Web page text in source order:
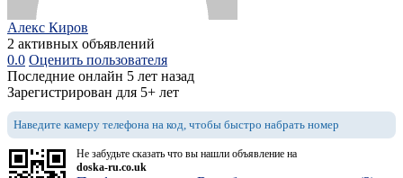
Алекс Киров
2 активных объявлений
0.0 Оценить пользователя
Последние онлайн 5 лет назад
Зарегистрирован для 5+ лет
Наведите камеру телефона на код, чтобы быстро набрать номер
Не забудьте сказать что вы нашли объявление на
doska-ru.co.uk